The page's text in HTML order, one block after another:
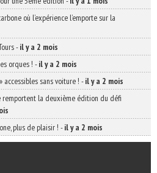
où l’expérience l’emporte sur la
-il y a 2 mois
orques ! -il y a 2 mois
sans voiture ! -il y a 2 mois
remportent la deuxième édition du défi
plus de plaisir ! -il y a 2 mois